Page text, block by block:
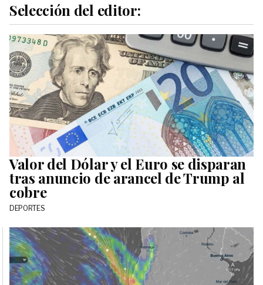
Selección del editor:
Valor del Dólar y el Euro se disparan
tras anuncio de arancel de Trump al
cobre
DEPORTES